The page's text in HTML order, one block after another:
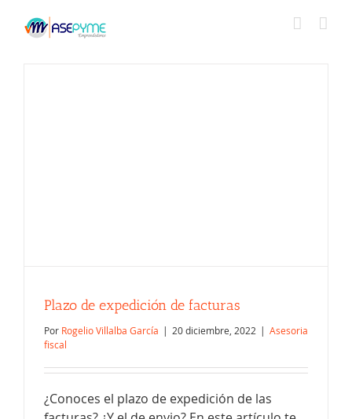
Plazo de expedición de facturas
Por Rogelio Villalba García | 20 diciembre, 2022 | Asesoria
fiscal
¿Conoces el plazo de expedición de las